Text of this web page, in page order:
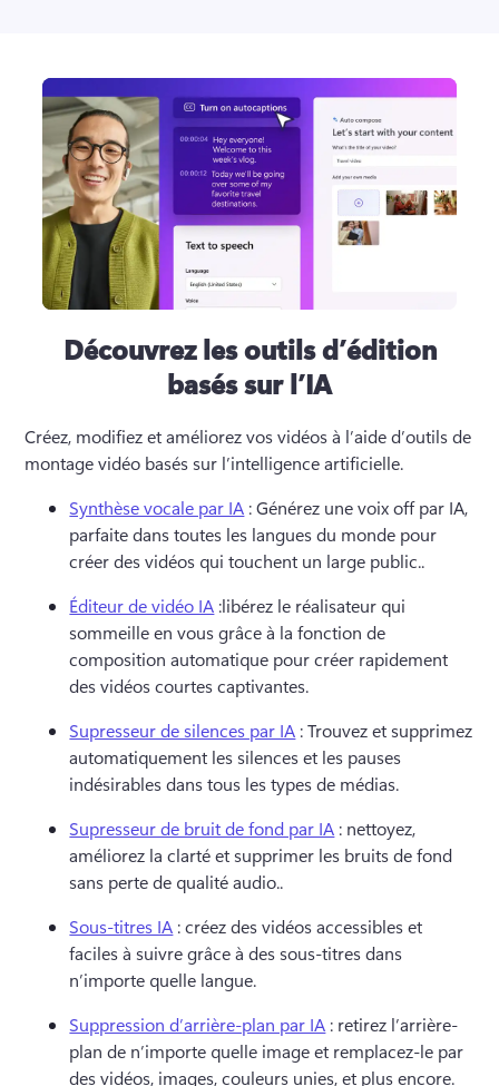
Découvrez les outils d’édition
basés sur l’IA
Créez, modifiez et améliorez vos vidéos à l’aide d’outils de
montage vidéo basés sur l’intelligence artificielle.
Synthèse vocale par IA : Générez une voix off par IA,
parfaite dans toutes les langues du monde pour
créer des vidéos qui touchent un large public..
Éditeur de vidéo IA :libérez le réalisateur qui
sommeille en vous grâce à la fonction de
composition automatique pour créer rapidement
des vidéos courtes captivantes.
Supresseur de silences par IA : Trouvez et supprimez
automatiquement les silences et les pauses
indésirables dans tous les types de médias.
Supresseur de bruit de fond par IA : nettoyez,
améliorez la clarté et supprimer les bruits de fond
sans perte de qualité audio..
Sous-titres IA : créez des vidéos accessibles et
faciles à suivre grâce à des sous-titres dans
n’importe quelle langue.
Suppression d’arrière-plan par IA : retirez l’arrière-
plan de n’importe quelle image et remplacez-le par
des vidéos, images, couleurs unies, et plus encore.